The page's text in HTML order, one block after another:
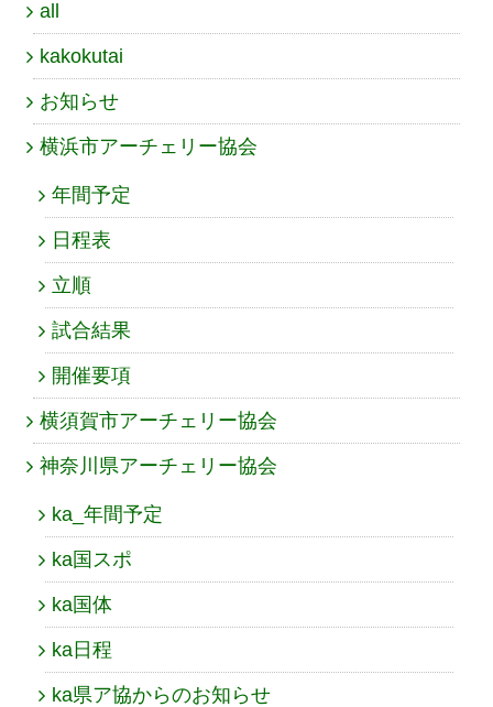
all
kakokutai
お知らせ
横浜市アーチェリー協会
年間予定
日程表
立順
試合結果
開催要項
横須賀市アーチェリー協会
神奈川県アーチェリー協会
ka_年間予定
ka国スポ
ka国体
ka日程
ka県ア協からのお知らせ